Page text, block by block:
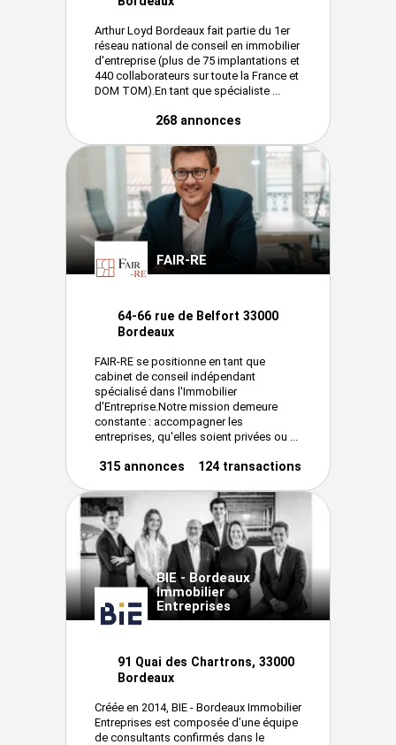
Arthur Loyd Bordeaux fait partie du 1er
réseau national de conseil en immobilier
d'entreprise (plus de 75 implantations et
440 collaborateurs sur toute la France et
DOM TOM).En tant que spécialiste ...
268 annonces
FAIR-RE
64-66 rue de Belfort 33000
Bordeaux
FAIR-RE se positionne en tant que
cabinet de conseil indépendant
spécialisé dans l'Immobilier
d'Entreprise.Notre mission demeure
constante : accompagner les
entreprises, qu'elles soient privées ou ...
315 annonces 124 transactions
BIE - Bordeaux
Immobilier
Entreprises
91 Quai des Chartrons, 33000
Bordeaux
Créée en 2014, BIE - Bordeaux Immobilier
Entreprises est composée d’une équipe
de consultants confirmés dans le